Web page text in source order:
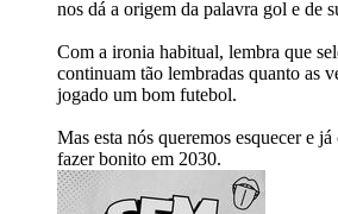
nos dá a origem da palavra gol e de
Com a ironia habitual, lembra que
continuam tão lembradas quanto as
jogado um bom futebol.
Mas esta nós queremos esquecer e
fazer bonito em 2030.